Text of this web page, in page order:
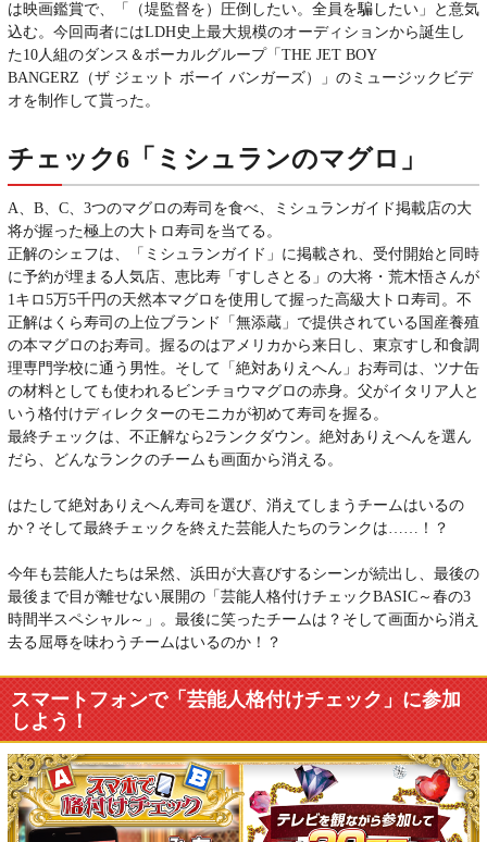
は映画鑑賞で、「（堤監督を）圧倒したい。全員を騙したい」と意気
込む。今回両者にはLDH史上最大規模のオーディションから誕生し
た10人組のダンス＆ボーカルグループ「THE JET BOY
BANGERZ（ザ ジェット ボーイ バンガーズ）」のミュージックビデ
オを制作して貰った。
チェック6「ミシュランのマグロ」
A、B、C、3つのマグロの寿司を食べ、ミシュランガイド掲載店の大
将が握った極上の大トロ寿司を当てる。
正解のシェフは、「ミシュランガイド」に掲載され、受付開始と同時
に予約が埋まる人気店、恵比寿「すしさとる」の大将・荒木悟さんが
1キロ5万5千円の天然本マグロを使用して握った高級大トロ寿司。不
正解はくら寿司の上位ブランド「無添蔵」で提供されている国産養殖
の本マグロのお寿司。握るのはアメリカから来日し、東京すし和食調
理専門学校に通う男性。そして「絶対ありえへん」お寿司は、ツナ缶
の材料としても使われるビンチョウマグロの赤身。父がイタリア人と
いう格付けディレクターのモニカが初めて寿司を握る。
最終チェックは、不正解なら2ランクダウン。絶対ありえへんを選ん
だら、どんなランクのチームも画面から消える。
はたして絶対ありえへん寿司を選び、消えてしまうチームはいるの
か？そして最終チェックを終えた芸能人たちのランクは……！？
今年も芸能人たちは呆然、浜田が大喜びするシーンが続出し、最後の
最後まで目が離せない展開の「芸能人格付けチェックBASIC～春の3
時間半スペシャル～」。最後に笑ったチームは？そして画面から消え
去る屈辱を味わうチームはいるのか！？
スマートフォンで「芸能人格付けチェック」に参加
しよう！